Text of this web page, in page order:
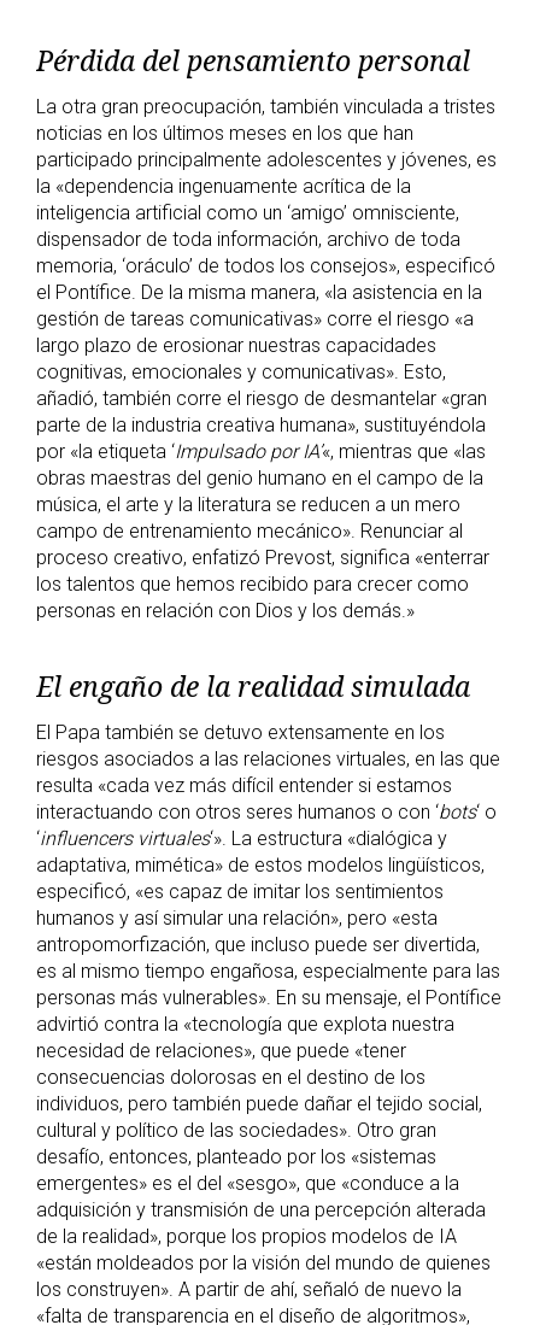
Pérdida del pensamiento personal
La otra gran preocupación, también vinculada a tristes
noticias en los últimos meses en los que han
participado principalmente adolescentes y jóvenes, es
la «dependencia ingenuamente acrítica de la
inteligencia artificial como un ‘amigo’ omnisciente,
dispensador de toda información, archivo de toda
memoria, ‘oráculo’ de todos los consejos», especificó
el Pontífice. De la misma manera, «la asistencia en la
gestión de tareas comunicativas» corre el riesgo «a
largo plazo de erosionar nuestras capacidades
cognitivas, emocionales y comunicativas». Esto,
añadió, también corre el riesgo de desmantelar «gran
parte de la industria creativa humana», sustituyéndola
por «la etiqueta ‘Impulsado por IA’«, mientras que «las
obras maestras del genio humano en el campo de la
música, el arte y la literatura se reducen a un mero
campo de entrenamiento mecánico». Renunciar al
proceso creativo, enfatizó Prevost, significa «enterrar
los talentos que hemos recibido para crecer como
personas en relación con Dios y los demás.»
El engaño de la realidad simulada
El Papa también se detuvo extensamente en los
riesgos asociados a las relaciones virtuales, en las que
resulta «cada vez más difícil entender si estamos
interactuando con otros seres humanos o con ‘bots‘ o
‘influencers virtuales‘». La estructura «dialógica y
adaptativa, mimética» de estos modelos lingüísticos,
especificó, «es capaz de imitar los sentimientos
humanos y así simular una relación», pero «esta
antropomorfización, que incluso puede ser divertida,
es al mismo tiempo engañosa, especialmente para las
personas más vulnerables». En su mensaje, el Pontífice
advirtió contra la «tecnología que explota nuestra
necesidad de relaciones», que puede «tener
consecuencias dolorosas en el destino de los
individuos, pero también puede dañar el tejido social,
cultural y político de las sociedades». Otro gran
desafío, entonces, planteado por los «sistemas
emergentes» es el del «sesgo», que «conduce a la
adquisición y transmisión de una percepción alterada
de la realidad», porque los propios modelos de IA
«están moldeados por la visión del mundo de quienes
los construyen». A partir de ahí, señaló de nuevo la
«falta de transparencia en el diseño de algoritmos»,